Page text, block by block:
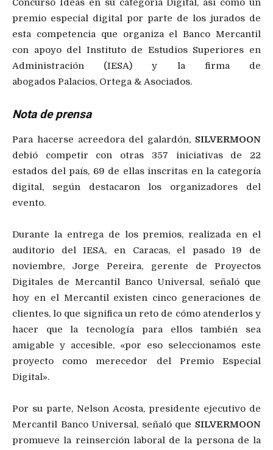
Concurso Ideas en su categoría Digital, así como un
premio especial digital por parte de los jurados de
esta competencia que organiza el Banco Mercantil
con apoyo del Instituto de Estudios Superiores en
Administración (IESA) y la firma de
abogados Palacios, Ortega & Asociados.
Nota de prensa
Para hacerse acreedora del galardón, SILVERMOON
debió competir con otras 357 iniciativas de 22
estados del país, 69 de ellas inscritas en la categoría
digital, según destacaron los organizadores del
evento.
Durante la entrega de los premios, realizada en el
auditorio del IESA, en Caracas, el pasado 19 de
noviembre, Jorge Pereira, gerente de Proyectos
Digitales de Mercantil Banco Universal, señaló que
hoy en el Mercantil existen cinco generaciones de
clientes, lo que significa un reto de cómo atenderlos y
hacer que la tecnología para ellos también sea
amigable y accesible, «por eso seleccionamos este
proyecto como merecedor del Premio Especial
Digital».
Por su parte, Nelson Acosta, presidente ejecutivo de
Mercantil Banco Universal, señaló que SILVERMOON
promueve la reinserción laboral de la persona de la